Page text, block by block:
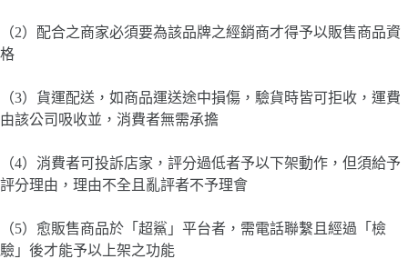
（2）配合之商家必須要為該品牌之經銷商才得予以販售商品資
格
（3）貨運配送，如商品運送途中損傷，驗貨時皆可拒收，運費
由該公司吸收並，消費者無需承擔
（4）消費者可投訴店家，評分過低者予以下架動作，但須給予
評分理由，理由不全且亂評者不予理會
（5）愈販售商品於「超鯊」平台者，需電話聯繫且經過「檢
驗」後才能予以上架之功能